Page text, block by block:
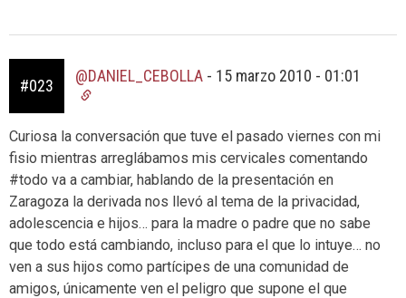
#023
@DANIEL_CEBOLLA - 15 marzo 2010 - 01:01
Curiosa la conversación que tuve el pasado viernes con mi
fisio mientras arreglábamos mis cervicales comentando
#todo va a cambiar, hablando de la presentación en
Zaragoza la derivada nos llevó al tema de la privacidad,
adolescencia e hijos… para la madre o padre que no sabe
que todo está cambiando, incluso para el que lo intuye… no
ven a sus hijos como partícipes de una comunidad de
amigos, únicamente ven el peligro que supone el que